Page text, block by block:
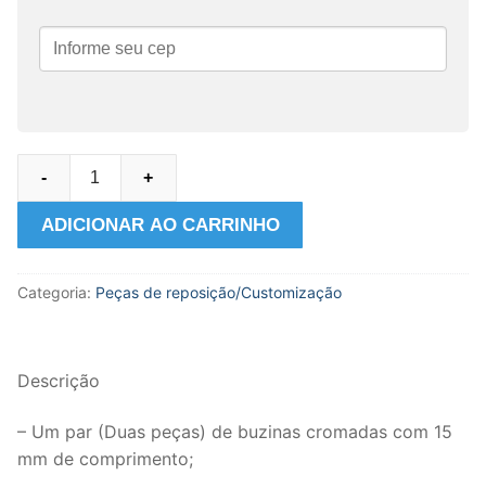
miniatura
de
a
na
1:50
Tekno.
- +
ADICIONAR AO CARRINHO
Categoria: Peças de reposição/Customização
Descrição
– Um par (Duas peças) de buzinas cromadas com 15
mm de comprimento;